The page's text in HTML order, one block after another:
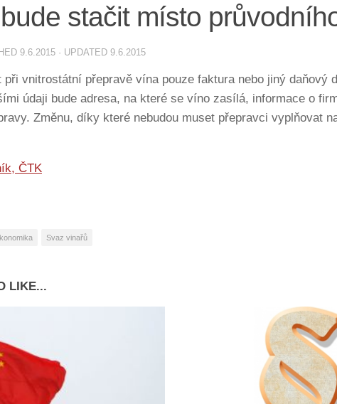
stačit místo
9.6.2015 · UPDATED 9.6.2015
při vnitrostátní přepravě vína pouze faktura nebo jiný
údaji bude adresa, na které se víno zasílá, informace o
Změnu, díky které nebudou muset přepravci vyplňovat
ČTK
Svaz vinařů
LIKE...